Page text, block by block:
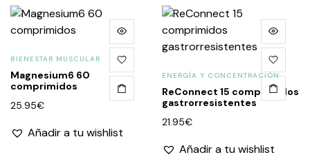
BIENESTAR MUSCULAR
Magnesium6 60
comprimidos
25.95€
Añadir a tu wishlist
ENERGÍA Y CONCENTRACIÓN
ReConnect 15 comprimidos
gastrorresistentes
21.95€
Añadir a tu wishlist